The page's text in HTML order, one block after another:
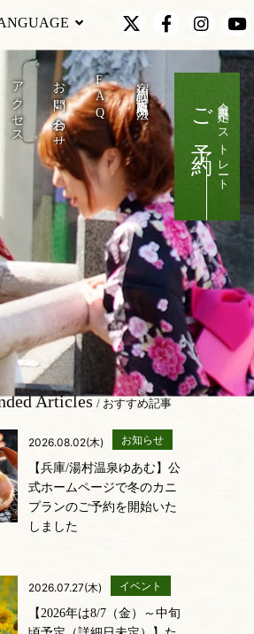
アクセス お問い合わせ
F
A
Q
宿泊約款・特定商取引法の表記 会員限定ベストレート
ご予約
景～
Articles / おすすめ記事
2026.08.02(木) お知らせ
【兵庫/湯村温泉ゆあむ】公
式ホームページで冬のカニ
プランのご予約を開始いた
しました
2026.07.27(木) イベント
【2026年は8/7（金）～中旬